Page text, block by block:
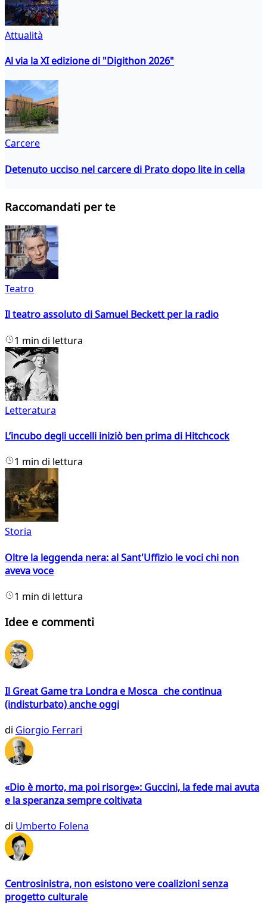
Attualità
Al via la XI edizione di "Digithon 2026"
Carcere
Detenuto ucciso nel carcere di Prato dopo lite in cella
Raccomandati per te
Teatro
Il teatro assoluto di Samuel Beckett per la radio
1 min di lettura
Letteratura
L’incubo degli uccelli iniziò ben prima di Hitchcock
1 min di lettura
Storia
Oltre la leggenda nera: al Sant'Uffizio le voci chi non
aveva voce
1 min di lettura
Idee e commenti
Il Great Game tra Londra e Mosca che continua
(indisturbato) anche oggi
di Giorgio Ferrari
«Dio è morto, ma poi risorge»: Guccini, la fede mai avuta
e la speranza sempre coltivata
di Umberto Folena
Centrosinistra, non esistono vere coalizioni senza
progetto culturale